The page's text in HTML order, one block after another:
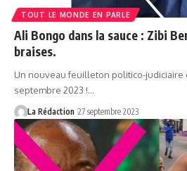
TOUT LE MONDE EN PARLE
Ali Bongo dans la sauce : Zibi
braises.
Un nouveau feuilleton politico-judiciaire
septembre 2023 !…
La Rédaction 27 septembre 2023